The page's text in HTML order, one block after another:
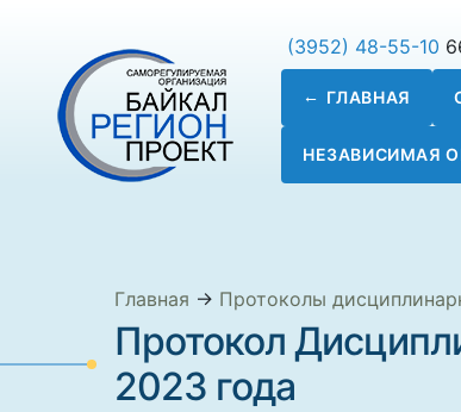
(3952) 48-55-10
ГЛАВНАЯ
НЕЗАВИСИМАЯ
Главная → Протоколы
Протокол
2023 года